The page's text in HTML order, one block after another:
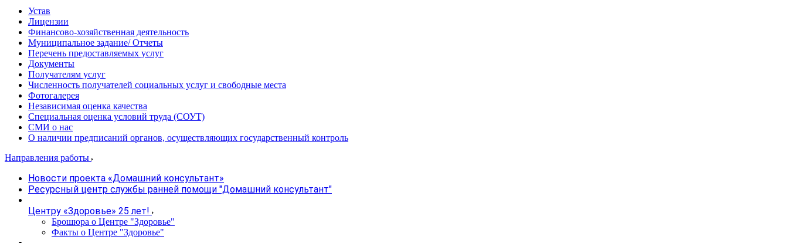
Устав
Лицензии
Финансово-хозяйственная деятельность
Муниципальное задание/ Отчеты
Перечень предоставляемых услуг
Документы
Получателям услуг
Численность получателей социальных услуг и свободные места
Фотогалерея
Независимая оценка качества
Специальная оценка условий труда (СОУТ)
СМИ о нас
О наличии предписаний органов, осуществляющих государственный контроль
Направления работы
Новости проекта «Домашний консультант»
Ресурсный центр службы ранней помощи "Домашний консультант"
Центру «Здоровье» 25 лет!
Брошюра о Центре "Здоровье"
Факты о Центре "Здоровье"